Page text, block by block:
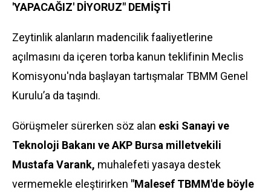
'YAPACAĞIZ' DİYORUZ" DEMİŞTİ
Zeytinlik alanların madencilik faaliyetlerine
açılmasını da içeren torba kanun teklifinin Meclis
Komisyonu'nda başlayan tartışmalar TBMM Genel
Kurulu’a da taşındı.
Görüşmeler sürerken söz alan eski Sanayi ve
Teknoloji Bakanı ve AKP Bursa milletvekili
Mustafa Varank, muhalefeti yasaya destek
vermemekle eleştirirken "Malesef TBMM'de böyle